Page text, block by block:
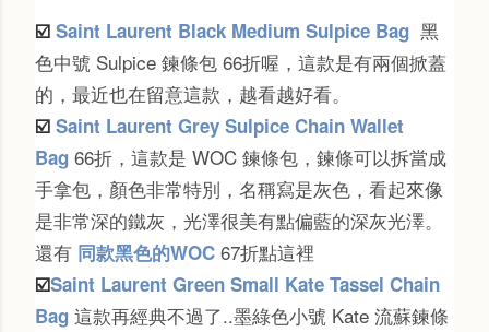
☑️ Saint Laurent Black Medium Sulpice Bag 黑
色中號 Sulpice 鍊條包 66折喔，這款是有兩個掀蓋
的，最近也在留意這款，越看越好看。
☑️ Saint Laurent Grey Sulpice Chain Wallet
Bag 66折，這款是 WOC 鍊條包，鍊條可以拆當成
手拿包，顏色非常特別，名稱寫是灰色，看起來像
是非常深的鐵灰，光澤很美有點偏藍的深灰光澤。
還有 同款黑色的WOC 67折點這裡
☑️Saint Laurent Green Small Kate Tassel Chain
Bag 這款再經典不過了..墨綠色小號 Kate 流蘇鍊條